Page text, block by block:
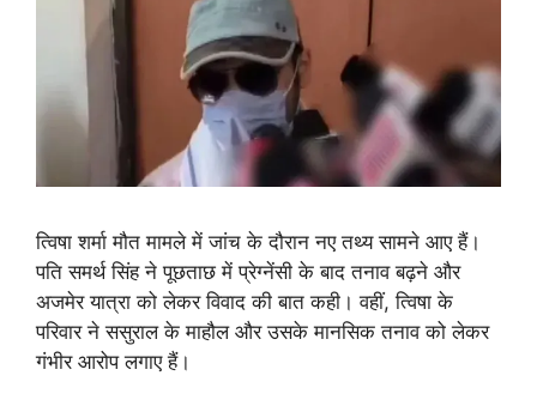
त्विषा शर्मा मौत मामले में जांच के दौरान नए तथ्य सामने आए हैं।
पति समर्थ सिंह ने पूछताछ में प्रेग्नेंसी के बाद तनाव बढ़ने और
अजमेर यात्रा को लेकर विवाद की बात कही। वहीं, त्विषा के
परिवार ने ससुराल के माहौल और उसके मानसिक तनाव को लेकर
गंभीर आरोप लगाए हैं।